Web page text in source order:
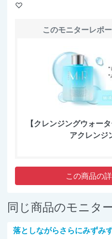
♡
このモニターレポ
【クレンジングウォー
アクレンジ
この商品の
同じ商品のモニタ
落としながらさらにみずみ